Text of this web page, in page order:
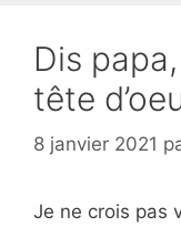
Dis
tête
8 janvier 2021
Je ne crois pas